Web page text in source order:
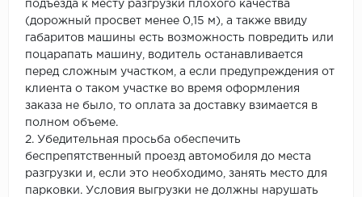
подъезда к месту разгрузки плохого качества
(дорожный просвет менее 0,15 м), а также ввиду
габаритов машины есть возможность повредить или
поцарапать машину, водитель останавливается
перед сложным участком, а если предупреждения от
клиента о таком участке во время оформления
заказа не было, то оплата за доставку взимается в
полном объеме.
2. Убедительная просьба обеспечить
беспрепятственный проезд автомобиля до места
разгрузки и, если это необходимо, занять место для
парковки. Условия выгрузки не должны нарушать